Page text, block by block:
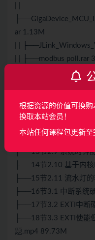
ar 1.13M
| |
| | ├──modbus poll.rar
| |
├──10节2.6 HAL库方
├──12节2.8 时钟树硬
├──13节2.9 系统时钟
├──14节2.10 基于内
├──15节2.11 流水灯
├──16节3.1 中断系统
├──17节3.2 EXTI中断
├──18节3.3 EXTI使能
题.mp4 89.73M
根据资源的价值可换购
换取本站会员！
本站任何课程包更新至